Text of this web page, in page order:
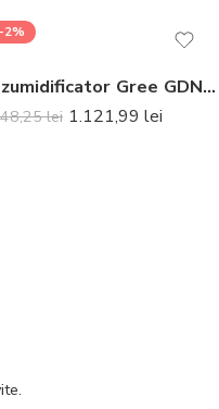
-2%
Dezumidificator Gree GDN20BD-K5EBAA1
lei 1.121,99 lei